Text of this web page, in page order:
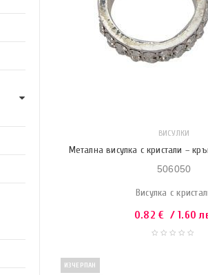
ВИСУЛКИ
Метална висулка с кристали –
506050
Висулка с
0.82€ / 1.60
ИЗЧЕРПАН